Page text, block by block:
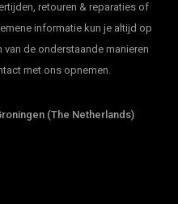
retouren & reparaties of
informatie kun je altijd op
van de onderstaande manieren
met ons opnemen.
(The Netherlands)